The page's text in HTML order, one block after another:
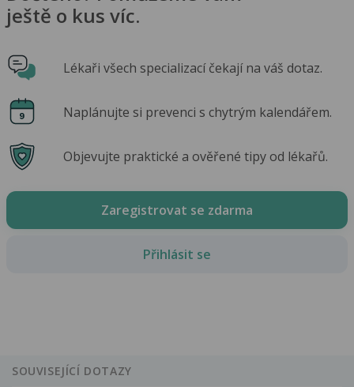
ještě o kus víc.
Lékaři všech specializací čekají na váš dotaz.
Naplánujte si prevenci s chytrým kalendářem.
Objevujte praktické a ověřené tipy od lékařů.
Zaregistrovat se zdarma
Přihlásit se
SOUVISEJÍCÍ DOTAZY